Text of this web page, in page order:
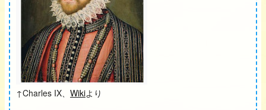
↑Charles IX、 Wikiより